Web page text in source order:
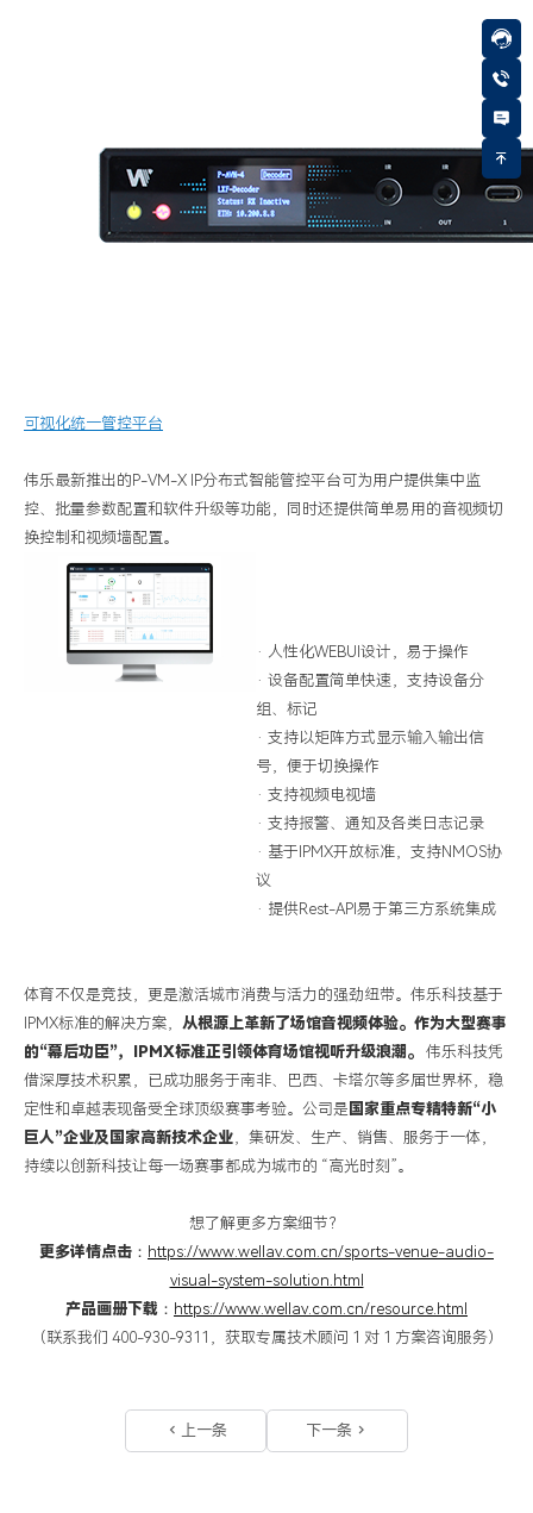
可视化统一管控平台
伟乐最新推出的 P-VM-X IP分布式智能管控平台可为用户提供集中监
控、批量参数配置和软件升级等功能，同时还提供简单易用的音视频切
换控制和视频墙配置。
· 人性化WEBUI设计，易于操作
· 设备配置简单快速，支持设备分
组、标记
· 支持以矩阵方式显示输入输出信
号，便于切换操作
· 支持视频电视墙
· 支持报警、通知及各类日志记录
· 基于 IPMX开放标准，支持NMOS协
议
· 提供Rest-API易于第三方系统集成
体育不仅是竞技， 更是激活城市消费与活力的强劲纽带。伟乐科技基于
IPMX标准的解决方案， 从根源上革新了场馆音视频体验。 作为大型赛事
的“幕后功臣”， IPMX标准正引领体育场馆视听升级浪潮。
伟乐科技凭
借深厚技术积累，已成功服务于南非、巴西、卡塔尔等多届世界杯，稳
定性和卓越表现备受全球顶级赛事考验。公司是 国家重点专精特新“小
巨人”企业及国家高新技术企业 ，集研发、生产、销售、服务于一体，
持续以创新科技让每一场赛事都成为城市的 “高光时刻”。
想了解更多方案细节？
更多详情点击 ： https://www.wellav.com.cn/sports-venue-audio-
visual-system-solution.html
产品画册下载 ： https://www.wellav.com.cn/resource.html
（ 联系我们 400-930-9311 获取专属技术顾问 1 对 1 方案咨询服务）
上一条 下一条